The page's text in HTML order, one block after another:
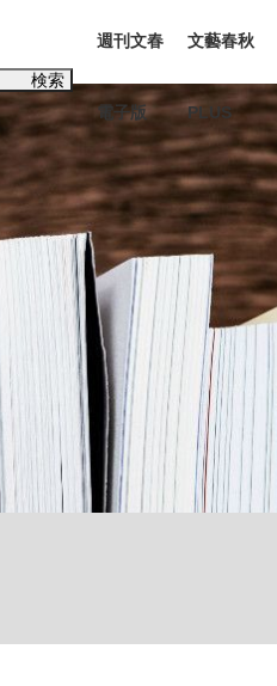
検索
週刊文春
電子版
文藝春秋
PLUS